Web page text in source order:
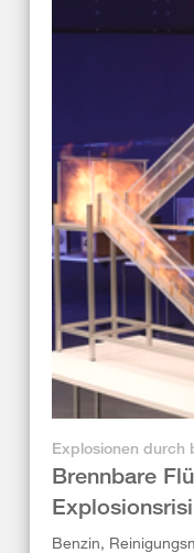
Explosionen durch
Brennbare
Benzin,